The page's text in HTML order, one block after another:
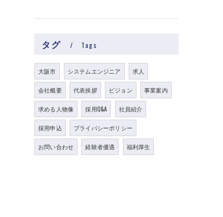
タグ Tags
大阪市 システムエンジニア 求人
会社概要 代表挨拶 ビジョン 事業案内
求める人物像 採用Q&A 社員紹介
採用申込 プライバシーポリシー
お問い合わせ 経験者優遇 福利厚生